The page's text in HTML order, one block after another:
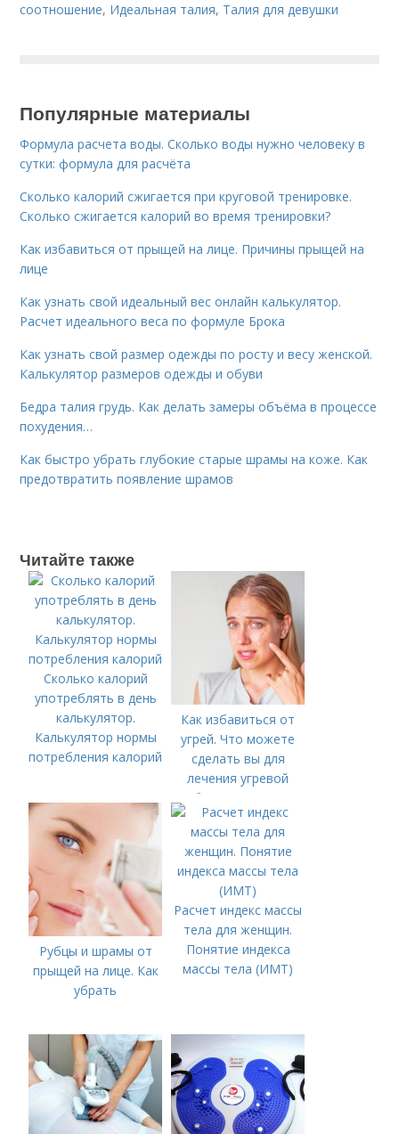
соотношение, Идеальная талия, Талия для девушки
Популярные материалы
Формула расчета воды. Сколько воды нужно человеку в
сутки: формула для расчёта
Сколько калорий сжигается при круговой тренировке.
Сколько сжигается калорий во время тренировки?
Как избавиться от прыщей на лице. Причины прыщей на
лице
Как узнать свой идеальный вес онлайн калькулятор.
Расчет идеального веса по формуле Брока
Как узнать свой размер одежды по росту и весу женской.
Калькулятор размеров одежды и обуви
Бедра талия грудь. Как делать замеры объёма в процессе
похудения…
Как быстро убрать глубокие старые шрамы на коже. Как
предотвратить появление шрамов
Читайте также
Сколько калорий
употреблять в день
калькулятор.
Калькулятор нормы
потребления калорий
Как избавиться от
угрей. Что можете
сделать вы для
лечения угревой
болезни (акне)
Рубцы и шрамы от
прыщей на лице. Как
убрать
Расчет индекс массы
тела для женщин.
Понятие индекса
массы тела (ИМТ)